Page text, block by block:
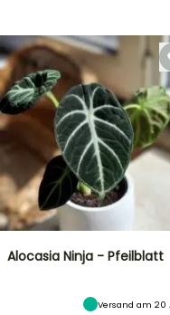
Alocasia Ninja - Pfeilblatt
Versand am 20